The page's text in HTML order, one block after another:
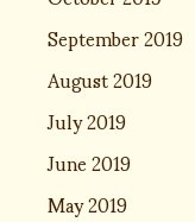
September 2019
August 2019
July 2019
June 2019
May 2019